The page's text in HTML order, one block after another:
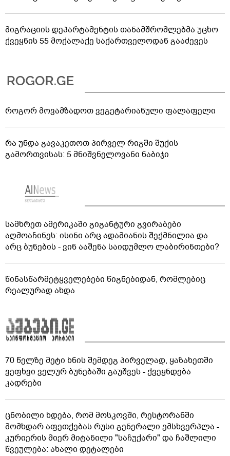
მიგრაციის დეპარტამენტის თანამშრომლებმა უცხო
ქვეყნის 55 მოქალაქე საქართველოდან გააძევეს
როგორ მოვამზადოთ ვეგეტარიანული ფალაფელი
რა უნდა გავაკეთოთ პირველ რიგში შუქის
გამორთვისას: 5 მნიშვნელოვანი ნაბიჯი
სამხრეთ ამერიკაში გიგანტური გვირაბები
აღმოაჩინეს: ისინი არც ადამიანის შექმნილია და
არც ბუნების - ვინ ააშენა საიდუმლო ლაბირინთები?
წინასწარმეტყველებები წიგნებიდან, რომლებიც
რეალურად ახდა
70 წელზე მეტი ხნის შემდეგ პირველად, ყაზახეთში
ვეფხვი ველურ ბუნებაში გაუშვეს - ქვეყნდება
კადრები
ცნობილი ხდება, რომ მოსკოვში, რესტორანში
მომხდარ აფეთქებას რუსი გენერალი ემსხვერპლა -
კურიერის მიერ მიტანილი "საჩუქარი" და ჩაშლილი
წვეულება: ახალი დეტალები